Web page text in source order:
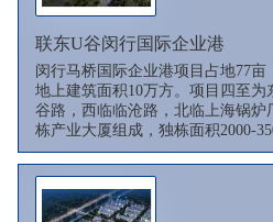
联东U谷闵行国际企业港
闵行马桥国际企业港项目占地77亩
地上建筑面积10万方。项目四至
谷路，西临临沧路，北临上海锅炉
栋产业大厦组成，独栋面积2000-